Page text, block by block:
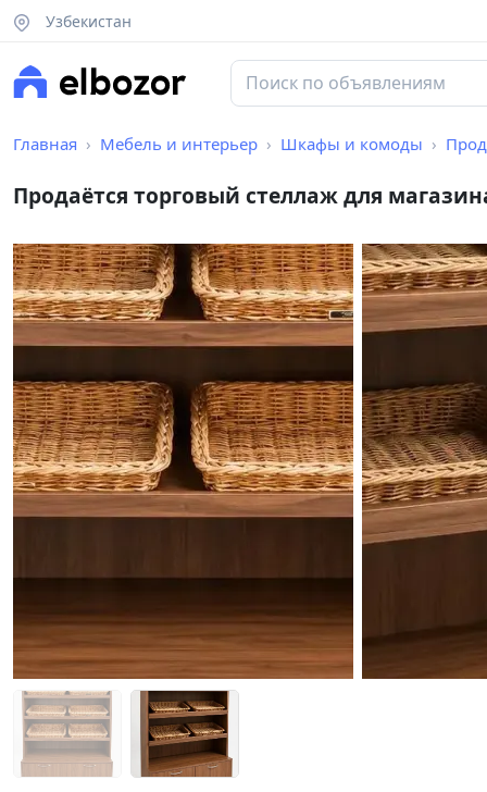
Узбекистан
Главная Мебель и интерьер Шкафы и комоды
Продаётся торговый стеллаж для